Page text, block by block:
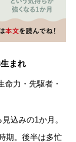
まれ
命力・先駆者・
込みの1か月。
期。後半は多忙